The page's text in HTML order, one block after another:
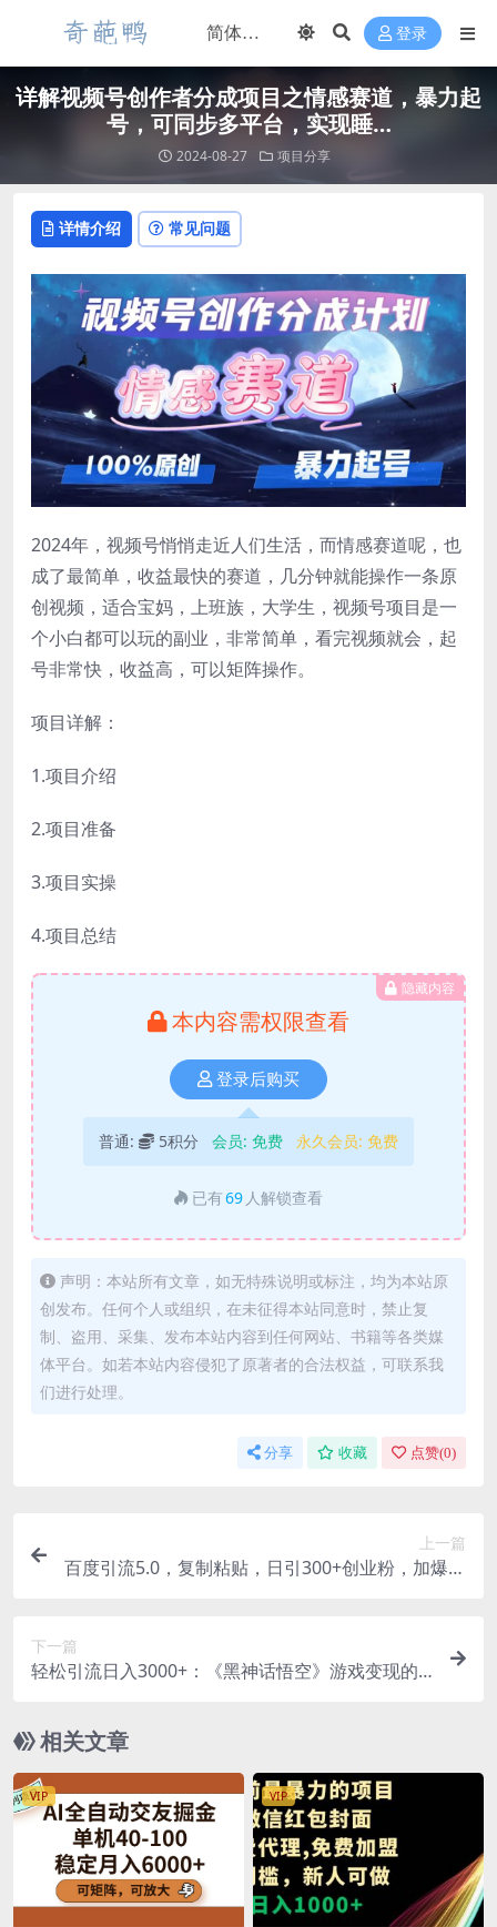
登录
详解视频号创作者分成项目之情感赛道，暴力起
号，可同步多平台，实现睡…
2024-08-27 项目分享
详情介绍 常见问题
2024年，视频号悄悄走近人们生活，而情感赛道呢，也
成了最简单，收益最快的赛道，几分钟就能操作一条原
创视频，适合宝妈，上班族，大学生，视频号项目是一
个小白都可以玩的副业，非常简单，看完视频就会，起
号非常快，收益高，可以矩阵操作。
项目详解：
1.项目介绍
2.项目准备
3.项目实操
4.项目总结
隐藏内容
本内容需权限查看
登录后购买
普通: 5积分 会员: 免费 永久会员: 免费
已有69 人解锁查看
声明：本站所有文章，如无特殊说明或标注，均为本站原
创发布。任何个人或组织，在未征得本站同意时，禁止复
制、盗用、采集、发布本站内容到任何网站、书籍等各类媒
体平台。如若本站内容侵犯了原著者的合法权益，可联系我
们进行处理。
分享 收藏 点赞(0)
上一篇
百度引流5.0，复制粘贴，日引300+创业粉，加爆你
下一篇
轻松引流日入3000+：《黑神话悟空》游戏变现的
相关文章
VIP VIP